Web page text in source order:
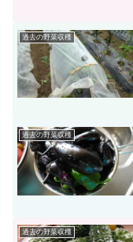
過去の野菜収穫
過去の野菜収穫
過去の野菜収穫